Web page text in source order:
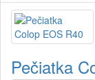
Pečiatka